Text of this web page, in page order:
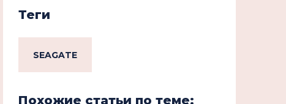
Теги
SEAGATE
Похожие статьи по теме: